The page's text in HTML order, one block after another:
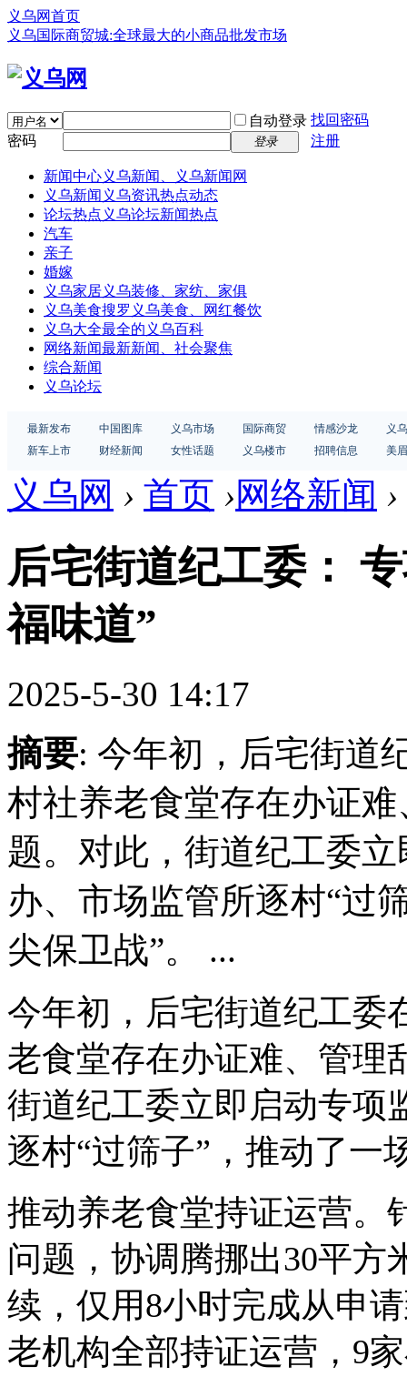
义乌网首页
义乌国际商贸城:全球最大的小商品批发市场
自动登录 找回密码
密码
登录 注册
新闻中心义乌新闻、义乌新闻网
义乌新闻 义乌资讯热点动态
论坛热点 义乌论坛新闻热点
汽车
亲子
婚嫁
义乌家居义乌装修、家纺、家俱
义乌美食搜罗义乌美食、网红餐饮
义乌大全最全的义乌百科
网络新闻最新新闻、社会聚焦
综合新闻
义乌论坛
最新发布 中国图库 义乌市场 国际商贸 情感沙龙
义
新车上市
财经新闻 女性话题 义乌楼市 招聘信息 美
义乌网 › 首页 ›网络新闻 ›
后宅街道纪工委：
福味道”
2025-5-30 14:17
摘要: 今年初，后宅街道
村社养老食堂存在办证
题。对此，街道纪工委
办、市场监管所逐村“过
尖保卫战”。 ...
今年初，后宅街道纪工委
老食堂存在办证难、管理
街道纪工委立即启动专项
逐村“过筛子”，推动了一
推动养老食堂持证运营。
问题，协调腾挪出30平方
续，仅用8小时完成从申
老机构全部持证运营，9